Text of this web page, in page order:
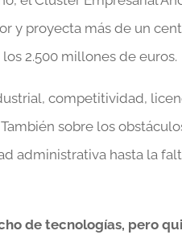
y proyecta más de un
2.500 millones de euros.
competitividad,
sobre los
administrativa hasta la
de tecnologías, pero